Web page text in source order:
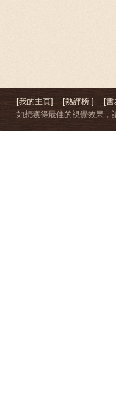
[我的主頁] [熱評榜 ] [書
如想獲得最佳的視覺效果